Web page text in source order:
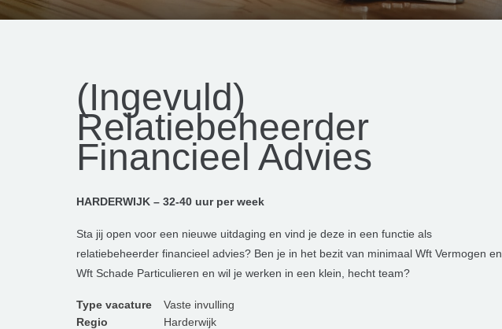
(Ingevuld)
Relatiebeheerder
Financieel Advies
HARDERWIJK – 32-40 uur per week
Sta jij open voor een nieuwe uitdaging en vind je deze in een functie als
relatiebeheerder financieel advies? Ben je in het bezit van minimaal Wft Vermogen en
Wft Schade Particulieren en wil je werken in een klein, hecht team?
Type vacature
Vaste invulling
Regio
Harderwijk